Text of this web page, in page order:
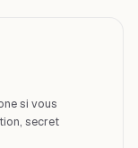
si vous
secret